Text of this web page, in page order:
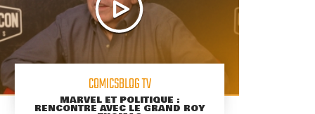
COMICSBLOG TV
MARVEL ET POLITIQUE :
RENCONTRE AVEC LE GRAND ROY